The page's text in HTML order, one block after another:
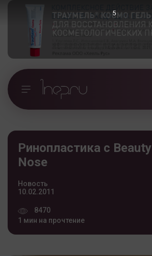
Ринопластика с
Nose
Новость
10.02.2011
8470
1 мин на прочтение
4